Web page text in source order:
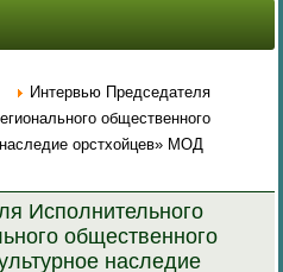
Интервью Председателя
общественного
орстхойцев» МОД
Исполнительного
общественного
наследие